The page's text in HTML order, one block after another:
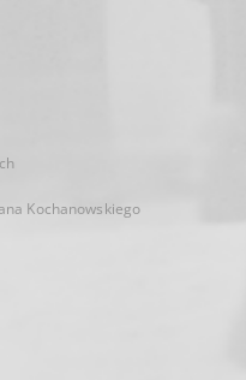
Kochanowskiego